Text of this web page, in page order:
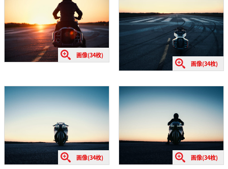
画像(34枚)
画像(34枚)
画像(34枚) 画像(34枚)